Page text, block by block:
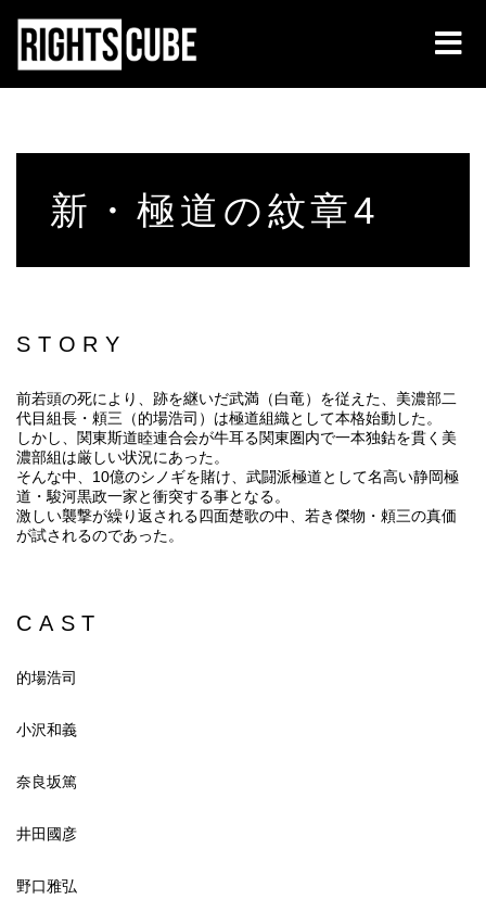
新・極道の紋章4
STORY
前若頭の死により、跡を継いだ武満（白竜）を従えた、美濃部二
代目組長・頼三（的場浩司）は極道組織として本格始動した。
しかし、関東斯道睦連合会が牛耳る関東圏内で一本独鈷を貫く美
濃部組は厳しい状況にあった。
そんな中、10億のシノギを賭け、武闘派極道として名高い静岡極
道・駿河黒政一家と衝突する事となる。
激しい襲撃が繰り返される四面楚歌の中、若き傑物・頼三の真価
が試されるのであった。
CAST
的場浩司
小沢和義
奈良坂篤
井田國彦
野口雅弘